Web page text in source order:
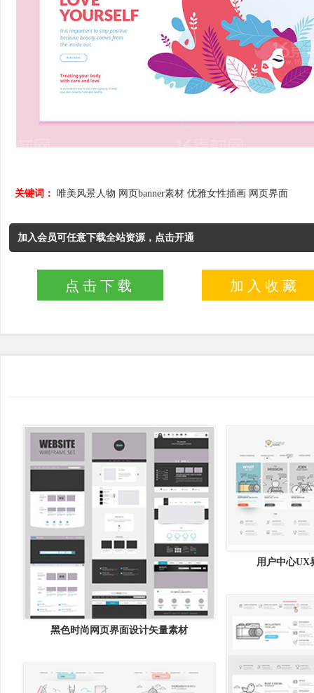
关键词： 唯美风景人物 网页banner素材 优雅女性插画 网页界面
加入会员可任意下载全站资源，点击开通
点击下载 加入收藏
黑色时尚网页界面设计矢量素材
用户中心UX